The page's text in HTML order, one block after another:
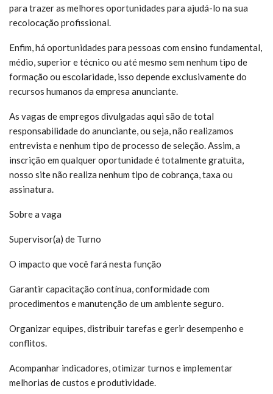
para trazer as melhores oportunidades para ajudá-lo na sua
recolocação profissional.
Enfim, há oportunidades para pessoas com ensino fundamental,
médio, superior e técnico ou até mesmo sem nenhum tipo de
formação ou escolaridade, isso depende exclusivamente do
recursos humanos da empresa anunciante.
As vagas de empregos divulgadas aqui são de total
responsabilidade do anunciante, ou seja, não realizamos
entrevista e nenhum tipo de processo de seleção. Assim, a
inscrição em qualquer oportunidade é totalmente gratuita,
nosso site não realiza nenhum tipo de cobrança, taxa ou
assinatura.
Sobre a vaga
Supervisor(a) de Turno
O impacto que você fará nesta função
Garantir capacitação contínua, conformidade com
procedimentos e manutenção de um ambiente seguro.
Organizar equipes, distribuir tarefas e gerir desempenho e
conflitos.
Acompanhar indicadores, otimizar turnos e implementar
melhorias de custos e produtividade.